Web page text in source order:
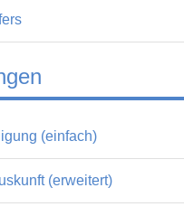
(einfach)
(erweitert)